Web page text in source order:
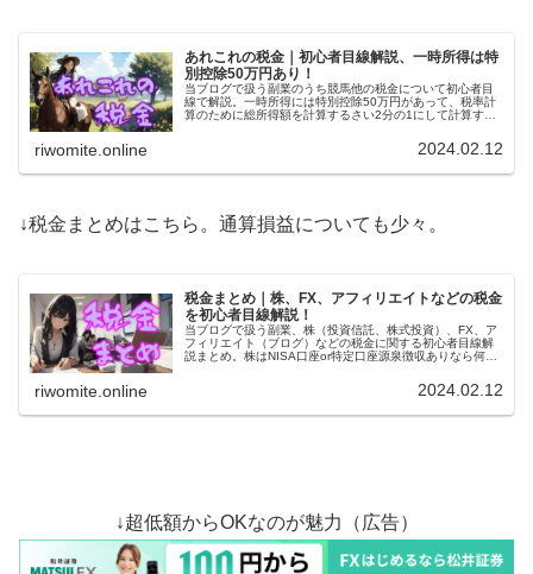
あれこれの税金｜初心者目線解説、一時所得は特
別控除50万円あり！
当ブログで扱う副業のうち競馬他の税金について初心者目
線で解説。一時所得には特別控除50万円があって、税率計
算のために総所得額を計算するさい2分の1にして計算する
riwomite.online 2024.02.12
↓税金まとめはこちら。通算損益についても少々。
税金まとめ｜株、FX、アフィリエイトなどの税金
を初心者目線解説！
当ブログで扱う副業、株（投資信託、株式投資）、FX、ア
フィリエイト（ブログ）などの税金に関する初心者目線解
説まとめ。株はNISA口座or特定口座源泉徴収ありなら何も
riwomite.online 2024.02.12
↓超低額からOKなのが魅力（広告）